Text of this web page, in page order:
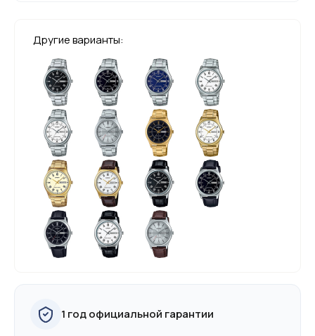
Другие варианты:
1 год официальной гарантии